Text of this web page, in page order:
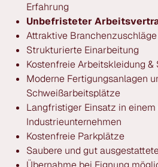
Erfahrung
Unbefristeter
Attraktive Branchenzuschläge
Strukturierte Einarbeitung
Kostenfreie Arbeitskleidung
Moderne Fertigungsanlagen
Schweißarbeitsplätze
Langfristiger Einsatz in
Industrieunternehmen
Kostenfreie Parkplätze
Saubere und gut